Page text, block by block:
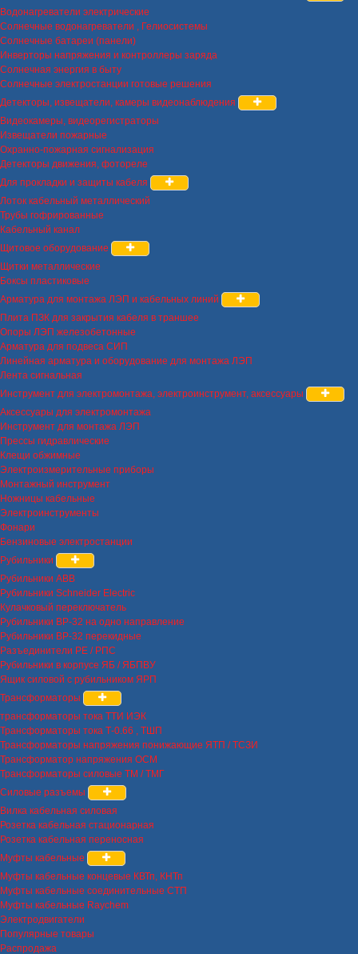
Водонагреватели электрические
Солнечные водонагреватели , Гелиосистемы
Солнечные батареи (панели)
Инверторы напряжения и контроллеры заряда
Солнечная энергия в быту
Солнечные электростанции готовые решения
Детекторы, извещатели, камеры видеонаблюдения
Видеокамеры, видеорегистраторы
Извещатели пожарные
Охранно-пожарная сигнализация
Детекторы движения, фотореле
Для прокладки и защиты кабеля
Лоток кабельный металлический
Трубы гофрированные
Кабельный канал
Щитовое оборудование
Щитки металлические
Боксы пластиковые
Арматура для монтажа ЛЭП и кабельных линий
Плита ПЗК для закрытия кабеля в траншее
Опоры ЛЭП железобетонные
Арматура для подвеса СИП
Линейная арматура и оборудование для монтажа ЛЭП
Лента сигнальная
Инструмент для электромонтажа, электроинструмент, аксессуары
Аксессуары для электромонтажа
Инструмент для монтажа ЛЭП
Прессы гидравлические
Клещи обжимные
Электроизмерительные приборы
Монтажный инструмент
Ножницы кабельные
Электроинструменты
Фонари
Бензиновые электростанции
Рубильники
Рубильники ABB
Рубильники Schneider Electric
Кулачковый переключатель
Рубильники ВР-32 на одно направление
Рубильники ВР-32 перекидные
Разъединители РЕ / РПС
Рубильники в корпусе ЯБ / ЯБПВУ
Ящик силовой с рубильником ЯРП
Трансформаторы
трансформаторы тока ТТИ ИЭК
Трансформаторы тока Т-0.66 , ТШП
Трансформаторы напряжения понижающие ЯТП / ТСЗИ
Трансформатор напряжения ОСМ
Трансформаторы силовые ТМ / ТМГ
Силовые разъемы
Вилка кабельная силовая
Розетка кабельная стационарная
Розетка кабельная переносная
Муфты кабельные
Муфты кабельные концевые КВТп, КНТп
Муфты кабельные соединительные СТП
Муфты кабельные Raychem
Электродвигатели
Популярные товары
Распродажа